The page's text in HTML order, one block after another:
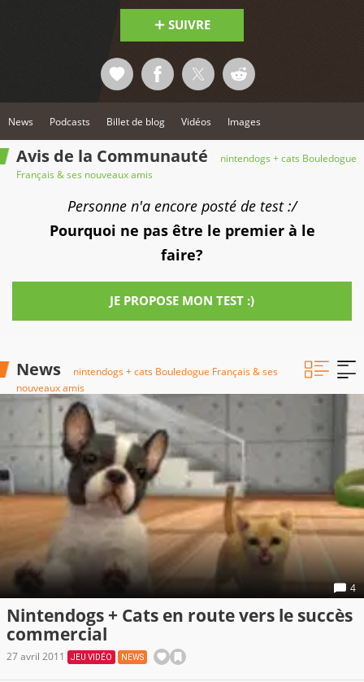
SUIVRE
News Podcasts Billet de blog Vidéos Images
Avis de la Communauté
nintendogs + cats Bouledogue
Français & ses nouveaux amis
Personne n'a encore posté de test :/
Pourquoi ne pas être le premier à le
faire?
JE PROPOSE MON TEST :)
News
nintendogs + cats Bouledogue Français & ses
nouveaux amis
4
Nintendogs + Cats en route vers le succès
commercial
27 avril 2011 JEU VIDÉO NEWS